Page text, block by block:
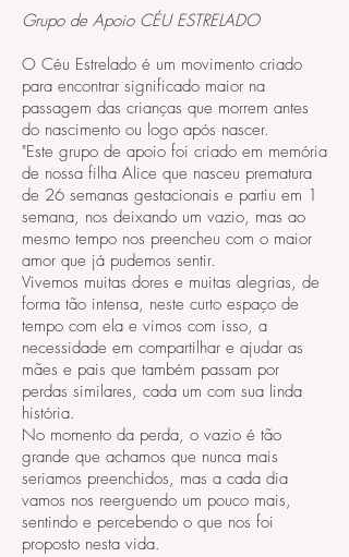
Grupo de Apoio CÉU ESTRELADO
O Céu Estrelado é um movimento criado
para encontrar significado maior na
passagem das crianças que morrem antes
do nascimento ou logo após nascer.
"Este grupo de apoio foi criado em memória
de nossa filha Alice que nasceu prematura
de 26 semanas gestacionais e partiu em 1
semana, nos deixando um vazio, mas ao
mesmo tempo nos preencheu com o maior
amor que já pudemos sentir.
Vivemos muitas dores e muitas alegrias, de
forma tão intensa, neste curto espaço de
tempo com ela e vimos com isso, a
necessidade em compartilhar e ajudar as
mães e pais que também passam por
perdas similares, cada um com sua linda
história.
No momento da perda, o vazio é tão
grande que achamos que nunca mais
seriamos preenchidos, mas a cada dia
vamos nos reerguendo um pouco mais,
sentindo e percebendo o que nos foi
proposto nesta vida.